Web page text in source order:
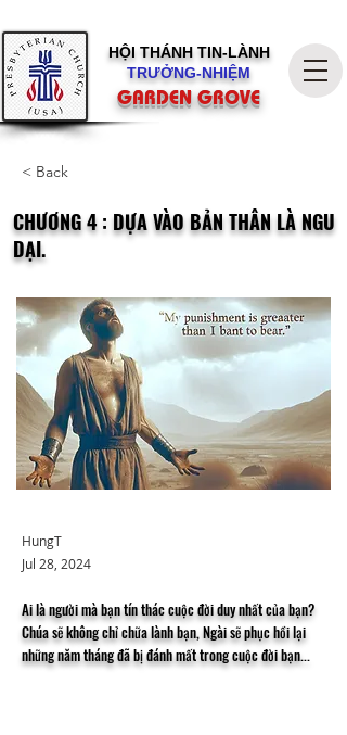
HỘI THÁNH TIN-LÀNH
TRƯỞNG-NHIỆM
GARDEN GROVE
< Back
CHƯƠNG 4 : DỰA VÀO BẢN THÂN LÀ NGU
DẠI.
HungT
Jul 28, 2024
Ai là người mà bạn tín thác cuộc đời duy nhất của bạn?
Chúa sẽ không chỉ chữa lành bạn, Ngài sẽ phục hồi lại
những năm tháng đã bị đánh mất trong cuộc đời bạn...